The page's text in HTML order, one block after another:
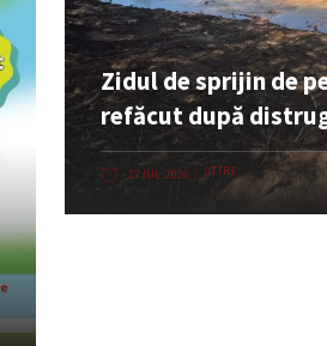
Zidul de sprijin de
refăcut după
27 IUL. 2026 ȘTIRI